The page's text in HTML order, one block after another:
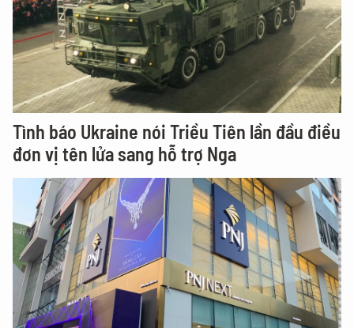
Tình báo Ukraine nói Triều Tiên lần đầu điều
đơn vị tên lửa sang hỗ trợ Nga